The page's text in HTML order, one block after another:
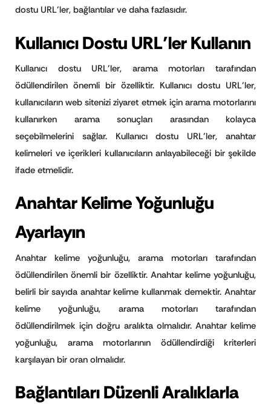
dostu URL’ler, bağlantılar ve daha fazlasıdır.
Kullanıcı Dostu URL’ler Kullanın
Kullanıcı dostu URL’ler, arama motorları tarafından
ödüllendirilen önemli bir özelliktir. Kullanıcı dostu URL’ler,
kullanıcıların web sitenizi ziyaret etmek için arama motorlarını
kullanırken arama sonuçları arasından kolayca
seçebilmelerini sağlar. Kullanıcı dostu URL’ler, anahtar
kelimeleri ve içerikleri kullanıcıların anlayabileceği bir şekilde
ifade etmelidir.
Anahtar Kelime Yoğunluğu
Ayarlayın
Anahtar kelime yoğunluğu, arama motorları tarafından
ödüllendirilen önemli bir özelliktir. Anahtar kelime yoğunluğu,
belirli bir sayıda anahtar kelime kullanmak demektir. Anahtar
kelime yoğunluğu, arama motorları tarafından
ödüllendirilmek için doğru aralıkta olmalıdır. Anahtar kelime
yoğunluğu, arama motorlarının ödüllendirdiği kriterleri
karşılayan bir oran olmalıdır.
Bağlantıları Düzenli Aralıklarla